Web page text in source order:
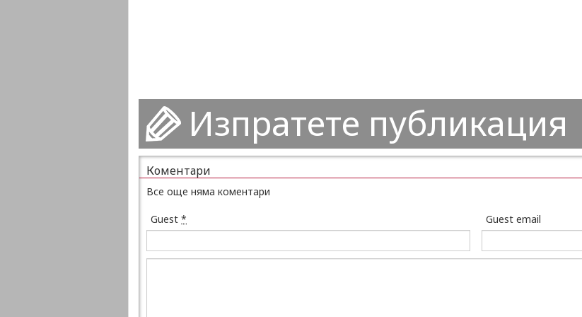
Изпратете публикация
Коментари
Все още няма коментари
Guest * Guest email